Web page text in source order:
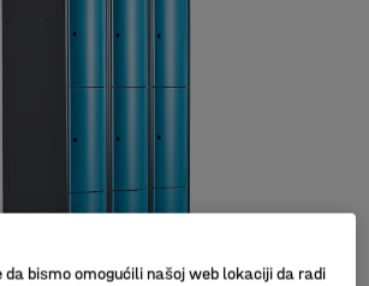
bismo omogućili našoj web lokaciji da radi